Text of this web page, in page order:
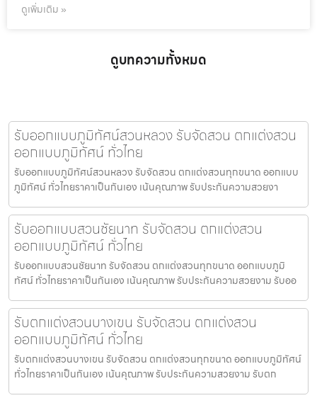
ดูเพิ่มเติม »
ดูบทความทั้งหมด
รับออกแบบภูมิทัศน์สวนหลวง รับจัดสวน ตกแต่งสวน
ออกแบบภูมิทัศน์ ทั่วไทย
รับออกแบบภูมิทัศน์สวนหลวง รับจัดสวน ตกแต่งสวนทุกขนาด ออกแบบ
ภูมิทัศน์ ทั่วไทยราคาเป็นกันเอง เน้นคุณภาพ รับประกันความสวยงา
รับออกแบบสวนชัยนาท รับจัดสวน ตกแต่งสวน
ออกแบบภูมิทัศน์ ทั่วไทย
รับออกแบบสวนชัยนาท รับจัดสวน ตกแต่งสวนทุกขนาด ออกแบบภูมิ
ทัศน์ ทั่วไทยราคาเป็นกันเอง เน้นคุณภาพ รับประกันความสวยงาม รับออ
รับตกแต่งสวนบางเขน รับจัดสวน ตกแต่งสวน
ออกแบบภูมิทัศน์ ทั่วไทย
รับตกแต่งสวนบางเขน รับจัดสวน ตกแต่งสวนทุกขนาด ออกแบบภูมิทัศน์
ทั่วไทยราคาเป็นกันเอง เน้นคุณภาพ รับประกันความสวยงาม รับตก